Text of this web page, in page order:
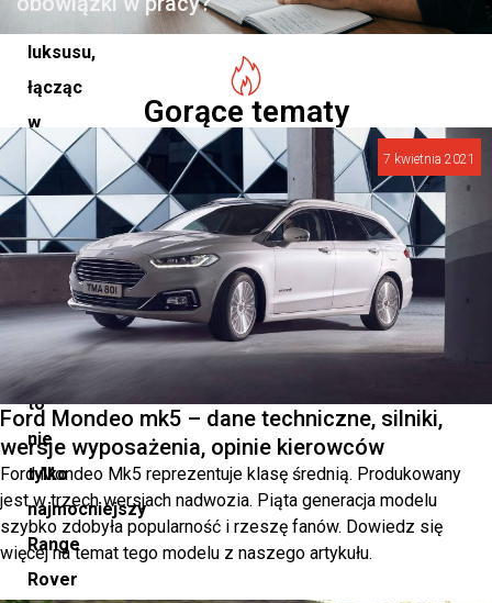
nowoczesnego
luksusu,
łącząc
w
sobie
sportową
elegancję
z
innowacyjnymi
technologiami.
Jest
to
nie
tylko
najmocniejszy
Range
Rover
Gorące tematy
7 kwietnia 2021
Ford Mondeo mk5 – dane techniczne, silniki,
wersje wyposażenia, opinie kierowców
Ford Mondeo Mk5 reprezentuje klasę średnią. Produkowany
jest w trzech wersjach nadwozia. Piąta generacja modelu
szybko zdobyła popularność i rzeszę fanów. Dowiedz się
więcej na temat tego modelu z naszego artykułu.